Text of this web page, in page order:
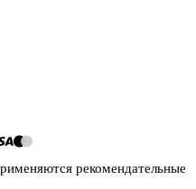
рекомендательные